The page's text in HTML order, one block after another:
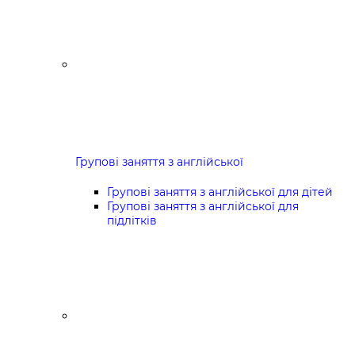
Групові заняття з англійської
Групові заняття з англійської для дітей
Групові заняття з англійської для
підлітків